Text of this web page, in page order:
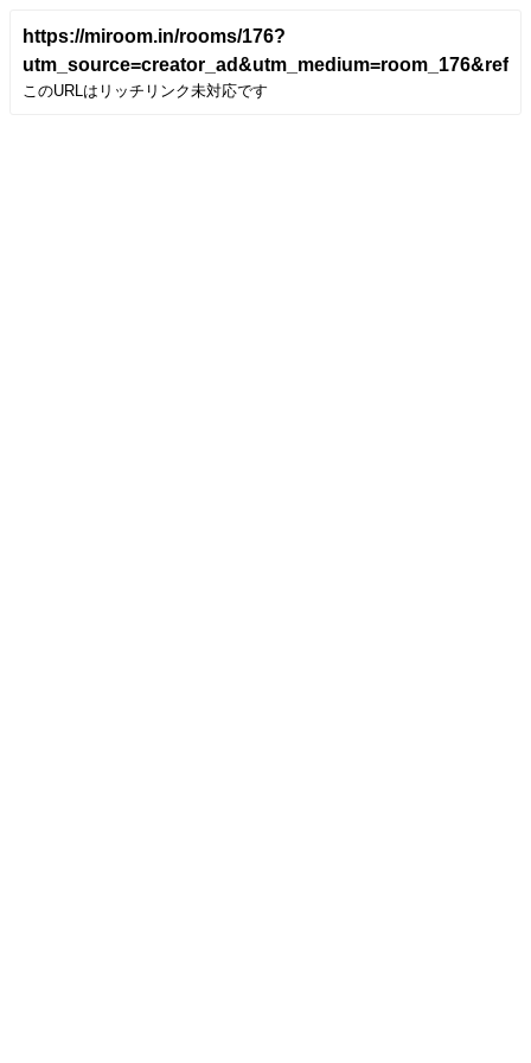
https://miroom.in/rooms/176?
このURLはリッチリンク未対応です